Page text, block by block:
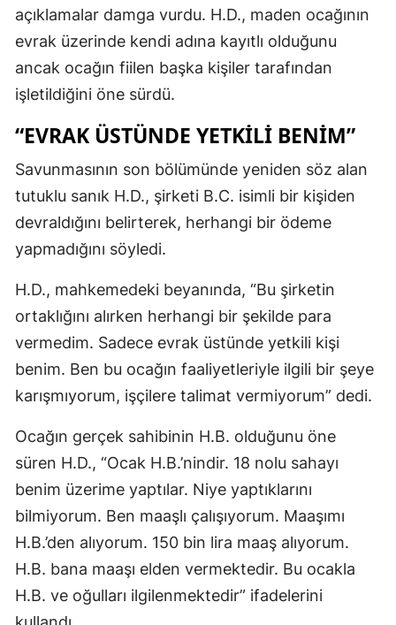
açıklamalar damga vurdu. H.D., maden ocağının
evrak üzerinde kendi adına kayıtlı olduğunu
ancak ocağın fiilen başka kişiler tarafından
işletildiğini öne sürdü.
“EVRAK ÜSTÜNDE YETKİLİ BENİM”
Savunmasının son bölümünde yeniden söz alan
tutuklu sanık H.D., şirketi B.C. isimli bir kişiden
devraldığını belirterek, herhangi bir ödeme
yapmadığını söyledi.
H.D., mahkemedeki beyanında, “Bu şirketin
ortaklığını alırken herhangi bir şekilde para
vermedim. Sadece evrak üstünde yetkili kişi
benim. Ben bu ocağın faaliyetleriyle ilgili bir şeye
karışmıyorum, işçilere talimat vermiyorum” dedi.
Ocağın gerçek sahibinin H.B. olduğunu öne
süren H.D., “Ocak H.B.’nindir. 18 nolu sahayı
benim üzerime yaptılar. Niye yaptıklarını
bilmiyorum. Ben maaşlı çalışıyorum. Maaşımı
H.B.’den alıyorum. 150 bin lira maaş alıyorum.
H.B. bana maaşı elden vermektedir. Bu ocakla
H.B. ve oğulları ilgilenmektedir” ifadelerini